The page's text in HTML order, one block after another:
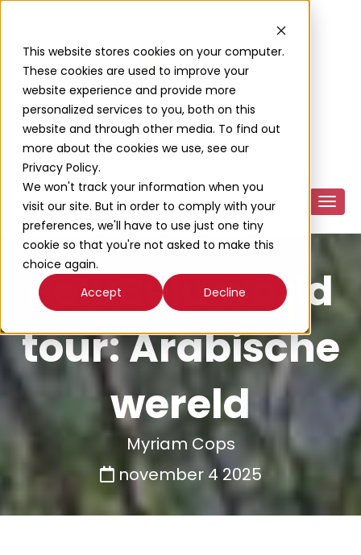
This website stores cookies on your computer.
These cookies are used to improve your
website experience and provide more
personalized services to you, both on this
website and through other media. To find out
more about the cookies we use, see our
Privacy Policy.
We won't track your information when you
visit our site. But in order to comply with your
preferences, we'll have to use just one tiny
cookie so that you're not asked to make this
choice again.
Accept
Decline
BeluBelu world
tour: Arabische
wereld
Myriam Cops
november 4 2025